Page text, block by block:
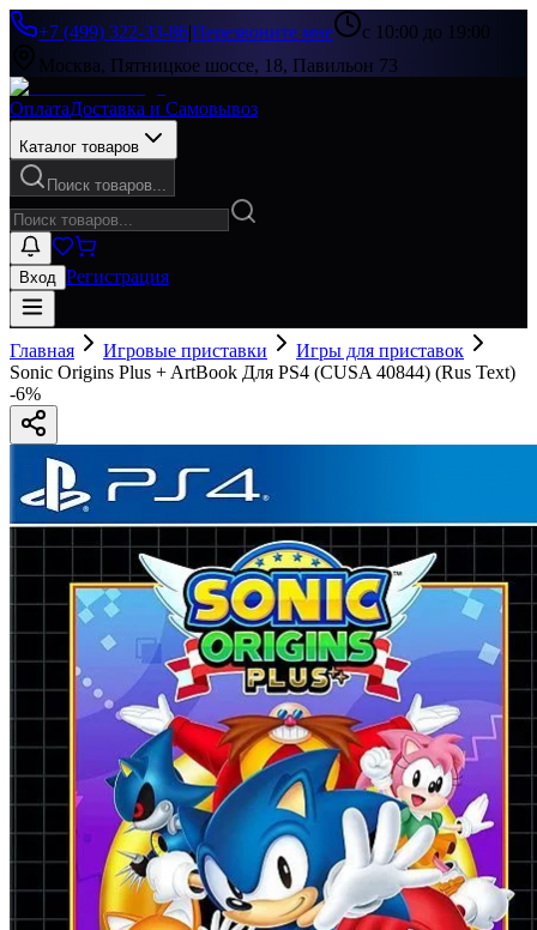
+7 (499) 322-33-86|Перезвоните мне
с 10:00 до 19:00
Москва, Пятницкое шоссе, 18, Павильон 73
ОплатаДоставка и Самовывоз
Каталог товаров
Поиск товаров...
Вход Регистрация
Главная Игровые приставки
Игры для приставок
Sonic Origins Plus + ArtBook Для PS4 (CUSA 40844) (Rus Text)
-6%